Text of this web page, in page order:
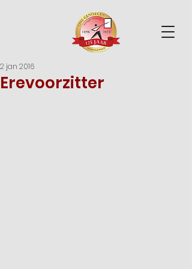
Erevoorzitter
2 jan 2016